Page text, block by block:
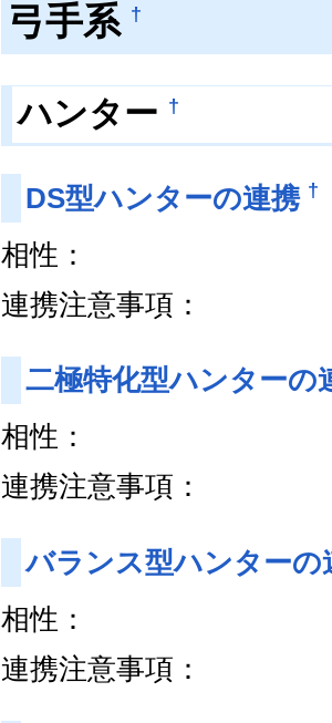
弓手系 †
ハンター †
DS型ハンターの連携 †
相性：
連携注意事項：
二極特化型ハンターの
相性：
連携注意事項：
バランス型ハンターの
相性：
連携注意事項：